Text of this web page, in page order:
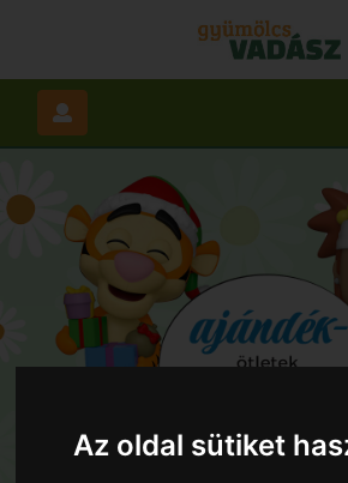
Az oldal sütiket